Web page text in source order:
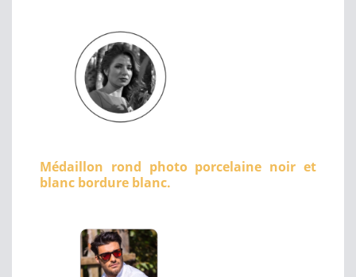
Médaillon rond photo porcelaine noir et
blanc bordure blanc.